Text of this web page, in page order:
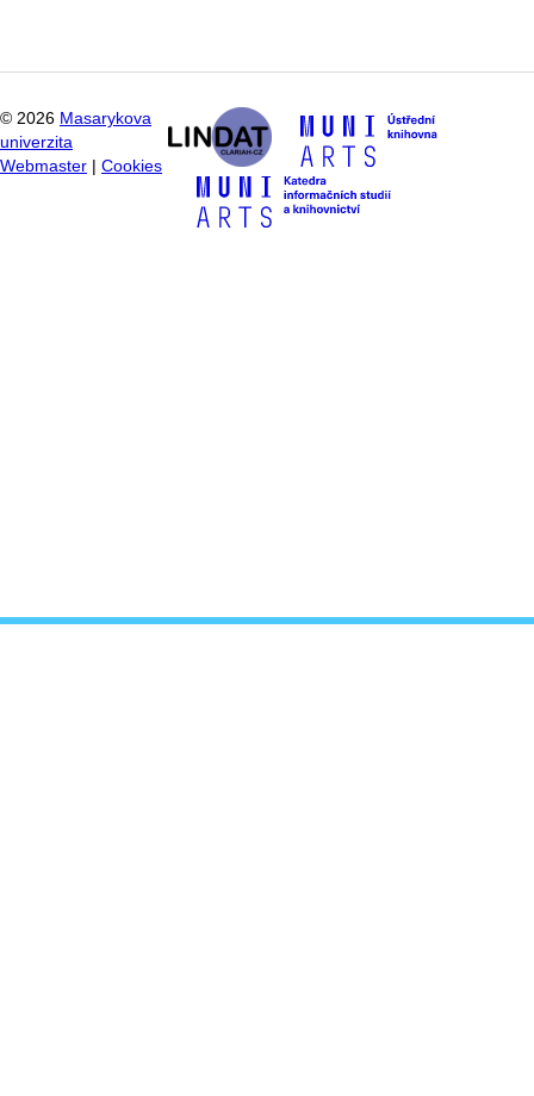
© 2026 Masarykova
univerzita
Webmaster
Cookies